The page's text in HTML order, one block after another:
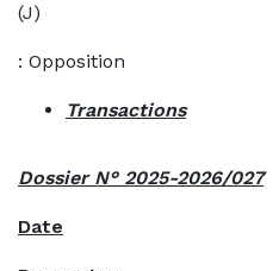
(J)
: Opposition
Transactions
Dossier N° 2025-2026/027
Date : 03/